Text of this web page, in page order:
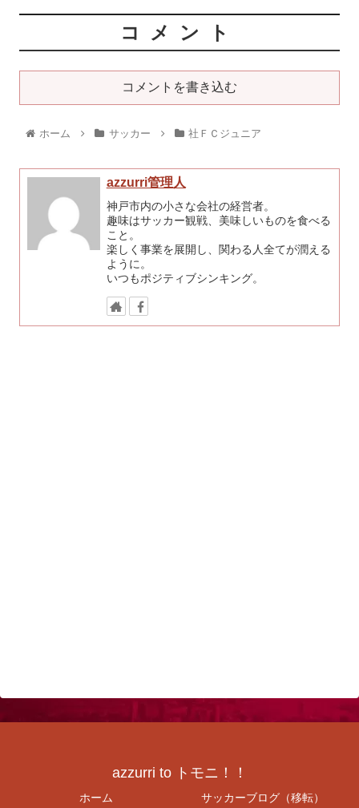
コメント
コメントを書き込む
ホーム サッカー 社ＦＣジュニア
azzurri管理人
神戸市内の小さな会社の経営者。
趣味はサッカー観戦、美味しいものを食べる
こと。
楽しく事業を展開し、関わる人全てが潤える
ように。
いつもポジティブシンキング。
azzurri to トモニ！！
ホーム サッカーブログ（移転）